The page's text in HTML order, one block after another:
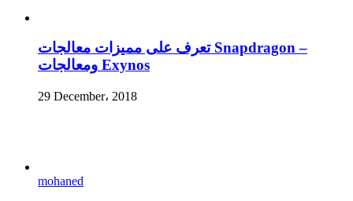
تعرف على مميزات معالجات Snapdragon –
ومعالجات Exynos
29 December، 2018
mohaned